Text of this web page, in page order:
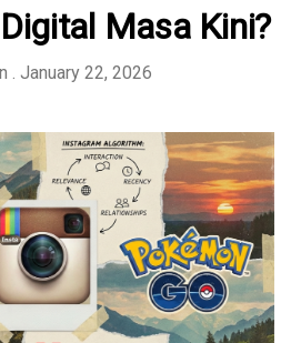
Masa Kini?
. January 22, 2026